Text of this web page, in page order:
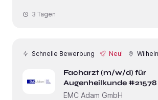
3 Tagen
Schnelle Bewerbung Neu!
Facharzt (m/w/d) für
Augenheilkunde #21578
EMC Adam GmbH